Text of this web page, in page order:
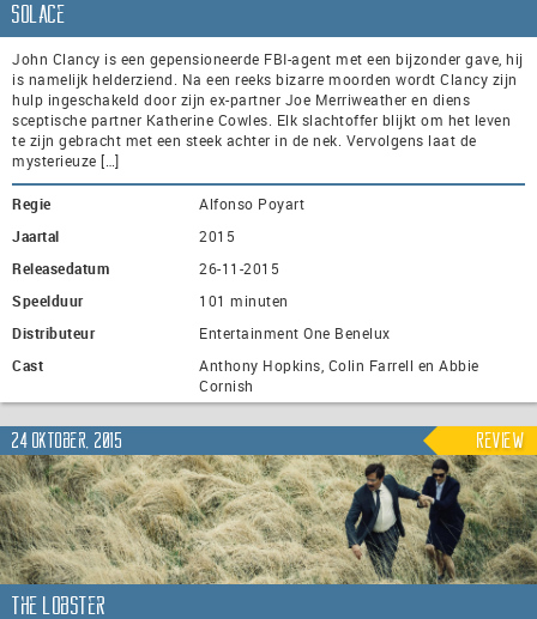
Solace
John Clancy is een gepensioneerde FBI-agent met een bijzonder gave, hij
is namelijk helderziend. Na een reeks bizarre moorden wordt Clancy zijn
hulp ingeschakeld door zijn ex-partner Joe Merriweather en diens
sceptische partner Katherine Cowles. Elk slachtoffer blijkt om het leven
te zijn gebracht met een steek achter in de nek. Vervolgens laat de
mysterieuze […]
Regie
Alfonso Poyart
Jaartal
2015
Releasedatum
26-11-2015
Speelduur
101 minuten
Distributeur
Entertainment One Benelux
Cast
Anthony Hopkins, Colin Farrell en Abbie
Cornish
24 oktober, 2015 Review
The Lobster